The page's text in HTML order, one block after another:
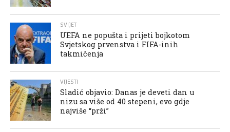
SVIJET
UEFA ne popušta i prijeti bojkotom
Svjetskog prvenstva i FIFA-inih
takmičenja
VIJESTI
Sladić objavio: Danas je deveti dan u
nizu sa više od 40 stepeni, evo gdje
najviše “prži”